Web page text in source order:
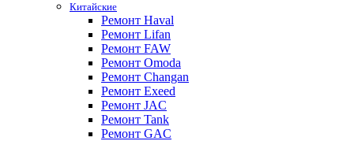
Китайские
Ремонт Haval
Ремонт Lifan
Ремонт FAW
Ремонт Omoda
Ремонт Changan
Ремонт Exeed
Ремонт JAC
Ремонт Tank
Ремонт GAC